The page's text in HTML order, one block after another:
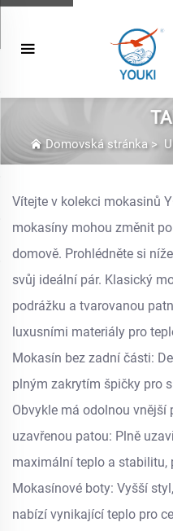
Domovská stránka>
Vítejte v kolekci mokasinů
mokasíny mohou změnit
domově. Prohlédněte si
svůj ideální pár. Klasický
podrážku a tvarovanou
luxusními materiály pro
Mokasín bez zadní části:
plným zakrytím špičky pro
Obvykle má odolnou vnější
uzavřenou patou: Plně
maximální teplo a stabilitu,
Mokasínové boty: Vyšší
nabízí vynikající teplo pro